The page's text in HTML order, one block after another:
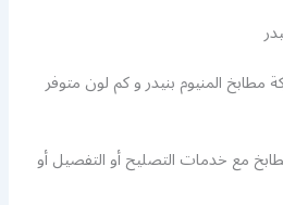
المنيوم بنيدر و كم لون متوفر
مع خدمات التصليح أو التفصيل أو